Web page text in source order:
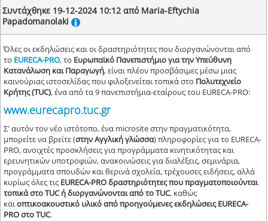
Συντάχθηκε 19-12-2024 10:12 από Maria-Eftychia
Papadomanolaki
Όλες οι εκδηλώσεις και οι δραστηριότητες που διοργανώνονται από
το EURECA-PRO, το Ευρωπαϊκό Πανεπιστήμιο για την Υπεύθυνη
Κατανάλωση και Παραγωγή, είναι πλέον προσβάσιμες μέσω μιας
καινούριας ιστοσελίδας που φιλοξενείται τοπικά στο Πολυτεχνείο
Κρήτης (TUC), ένα από τα 9 πανεπιστήμια-εταίρους του EURECA-PRO:
www.eurecapro.tuc.gr
Σ' αυτόν τον νέο ιστότοπο, ένα microsite στην πραγματικότητα,
μπορείτε να βρείτε (στην Αγγλική γλώσσα) πληροφορίες για το EURECA-
PRO, ανοιχτές προσκλήσεις για προγράμματα κινητικότητας και
ερευνητικών υποτροφιών, ανακοινώσεις για διαλέξεις, σεμινάρια,
προγράμματα σπουδών και θερινά σχολεία, τρέχουσες ειδήσεις, αλλά
κυρίως όλες τις EURECA-PRO δραστηριότητες που πραγματοποιούνται
τοπικά στο TUC ή διοργανώνονται από το TUC, καθώς
καιοπτικοακουστικό υλικό από προηγούμενες εκδηλώσεις EURECA-
PRO στο TUC.